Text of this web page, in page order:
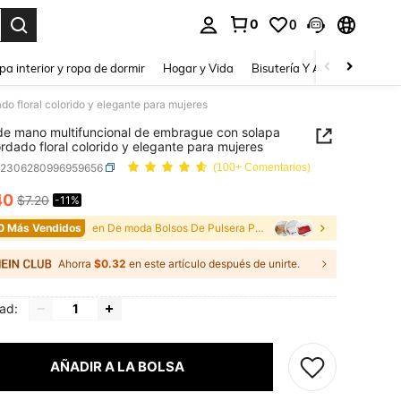
0 0
interior y ropa de dormir Hogar y Vida Bisutería Y Accesorios
floral colorido y elegante para mujeres
mano multifuncional de embrague con solapa
floral colorido y elegante para mujeres
(100+ Comentarios)
AND AVAILABILITY
$7.20 -11%
Más Vendidos en De moda Bolsos De Pulsera Para Mujer
Ahorra $0.32 en este artículo después de unirte.
AÑADIR A LA BOLSA